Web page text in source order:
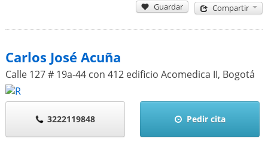
Guardar Compartir
Carlos José Acuña
Calle 127 # 19a-44 con 412 edificio Acomedica II, Bogotá
3222119848 Pedir cita